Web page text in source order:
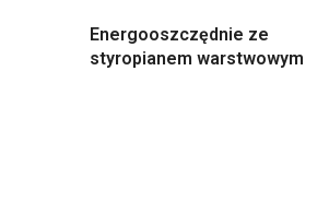
Energooszczędnie ze
styropianem warstwowym